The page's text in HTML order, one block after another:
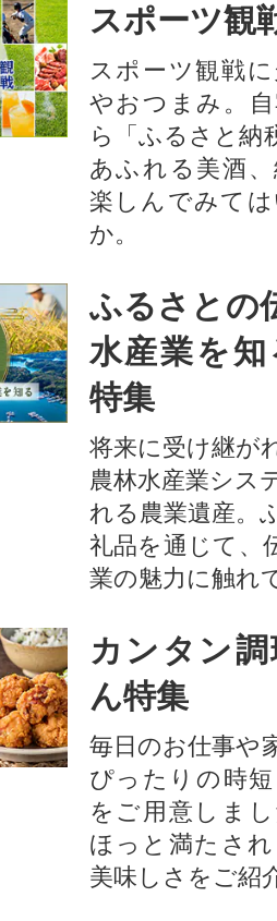
スポーツ観
スポーツ観戦
やおつまみ。
ら「ふるさと納
あふれる美酒
楽しんでみて
か。
ふるさとの
水産業を
特集
将来に受け継が
農林水産業シス
れる農業遺産。
礼品を通じて、
業の魅力に触れ
カンタン
ん特集
毎日のお仕事や
ぴったりの時
をご用意しま
ほっと満たさ
美味しさをご紹